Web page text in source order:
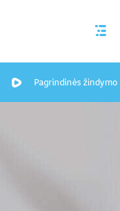
Pagrindinės